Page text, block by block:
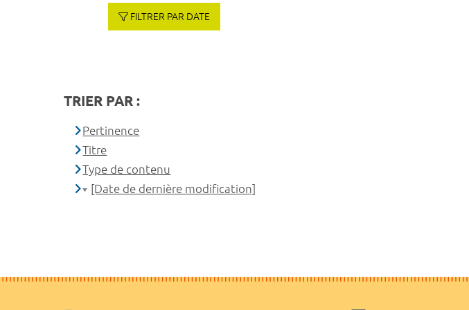
FILTRER PAR DATE
TRIER PAR :
Pertinence
Titre
Type de contenu
[Date de dernière modification]